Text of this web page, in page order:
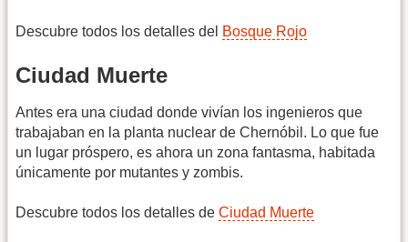
Descubre todos los detalles del Bosque Rojo
Ciudad Muerte
Antes era una ciudad donde vivían los ingenieros que
trabajaban en la planta nuclear de Chernóbil. Lo que fue
un lugar próspero, es ahora un zona fantasma, habitada
únicamente por mutantes y zombis.
Descubre todos los detalles de Ciudad Muerte